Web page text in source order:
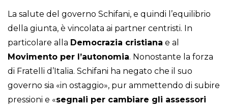
La salute del governo Schifani, e quindi l’equilibrio
della giunta, è vincolata ai partner centristi. In
particolare alla Democrazia cristiana e al
Movimento per l’autonomia. Nonostante la forza
di Fratelli d’Italia. Schifani ha negato che il suo
governo sia «in ostaggio», pur ammettendo di subire
pressioni e «segnali per cambiare gli assessori